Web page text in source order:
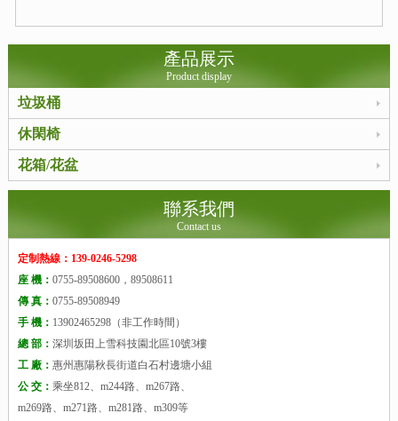
產品展示
Product display
垃圾桶
休閑椅
花箱/花盆
聯系我們
Contact us
定制熱線：139-0246-5298
座 機： 0755-89508600，89508611
傳 真： 0755-89508949
手 機： 13902465298（非工作時間）
總 部： 深圳坂田上雪科技園北區10號3樓
工 廠： 惠州惠陽秋長街道白石村邊塘小組
公 交： 乘坐812、m244路、m267路、
m269路、m271路、m281路、m309等